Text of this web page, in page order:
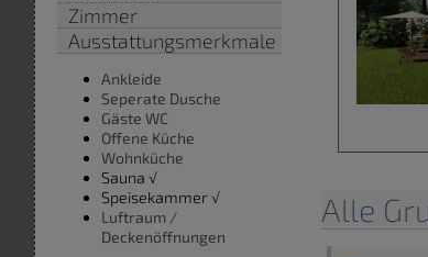
Alle
Zimmer
Ausstattungsmerkmale
Ankleide
Seperate Dusche
Gäste WC
Offene Küche
Wohnküche
Sauna √
Speisekammer √
Luftraum /
Deckenöffnungen